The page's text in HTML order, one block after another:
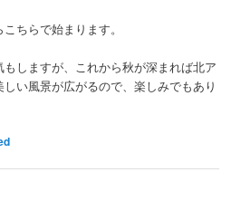
ちらで始まります。
しますが、これから秋が深まれば北ア
い風景が広がるので、楽しみでもあり